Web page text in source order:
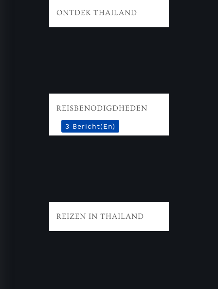
ONTDEK THAILAND
REISBENODIGDHEDEN
3 Bericht(en)
REIZEN IN THAILAND